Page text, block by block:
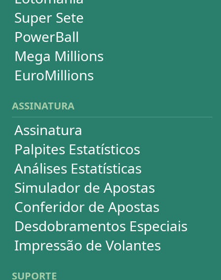
Idioma
Dúvidas
Termos de Uso
Privacidade
Fale conosco